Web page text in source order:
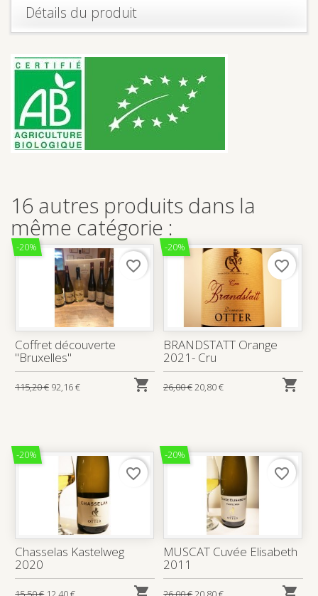
Détails du produit
16 autres produits dans la
même catégorie :
-20%
Coffret découverte
"Bruxelles"
115,20 € 92,16 € 
favorite_border
-20%
BRANDSTATT Orange
2021- Cru
26,00 € 20,80 € 
favorite_border
-20%
Chasselas Kastelweg
2020

favorite_border
-20%
MUSCAT Cuvée Elisabeth
2011

favorite_border